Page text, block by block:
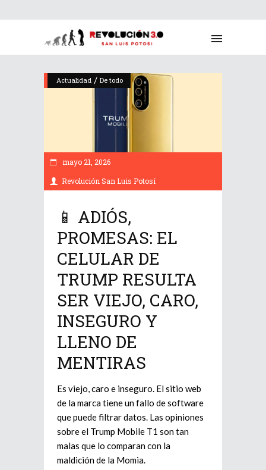
Actualidad / De todo
mayo 21, 2026
Revolución San Luis Potosí
📱 ADIÓS,
PROMESAS: EL
CELULAR DE
TRUMP RESULTA
SER VIEJO, CARO,
INSEGURO Y
LLENO DE
MENTIRAS
Es viejo, caro e inseguro. El sitio web
de la marca tiene un fallo de software
que puede filtrar datos. Las opiniones
sobre el Trump Mobile T1 son tan
malas que lo comparan con la
maldición de la Momia.